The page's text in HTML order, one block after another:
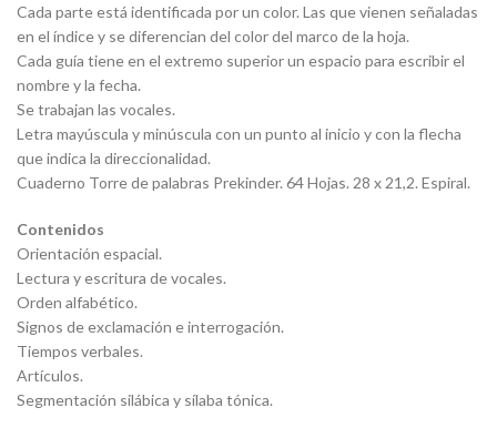
Cada parte está identificada por un color. Las que vienen señaladas
en el índice y se diferencian del color del marco de la hoja.
Cada guía tiene en el extremo superior un espacio para escribir el
nombre y la fecha.
Se trabajan las vocales.
Letra mayúscula y minúscula con un punto al inicio y con la flecha
que indica la direccionalidad.
Cuaderno Torre de palabras Prekinder. 64 Hojas. 28 x 21,2. Espiral.
Contenidos
Orientación espacial.
Lectura y escritura de vocales.
Orden alfabético.
Signos de exclamación e interrogación.
Tiempos verbales.
Artículos.
Segmentación silábica y sílaba tónica.